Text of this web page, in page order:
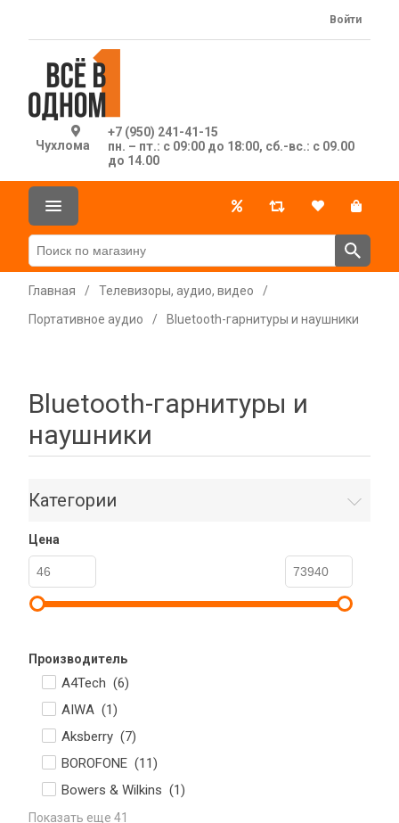
Чухлома
+7 (950) 241-41-15
пн. – пт.: с 09:00 до 18:00, сб.-вс.: с 09.00
до 14.00
Войти
Главная / Телевизоры, аудио, видео
/
Портативное аудио
/ Bluetooth-гарнитуры и наушники
Bluetooth-гарнитуры и
наушники
Категории
Цена
Производитель
A4Tech (6)
AIWA (1)
Aksberry (7)
BOROFONE (11)
Bowers & Wilkins (1)
Показать еще 41